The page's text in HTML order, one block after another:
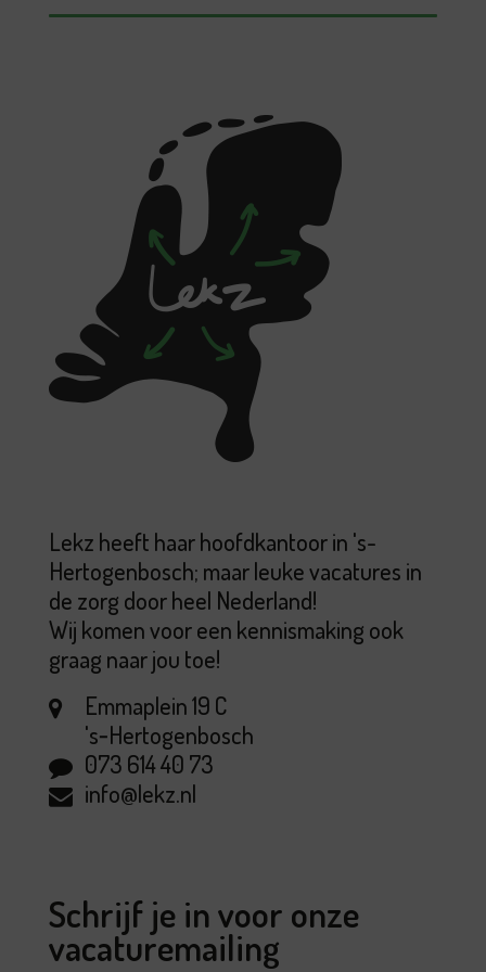
Lekz heeft haar hoofdkantoor in 's-
Hertogenbosch; maar leuke vacatures in
de zorg door heel Nederland!
Wij komen voor een kennismaking ook
graag naar jou toe!
Emmaplein 19 C
's‑Hertogenbosch
073 614 40 73
info@lekz.nl
Schrijf je in voor onze
vacaturemailing